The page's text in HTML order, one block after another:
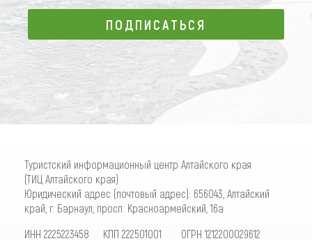
ПОДПИСАТЬСЯ
ПОДПИСАТЬСЯ
Туристский информационный центр Алтайского края
(ТИЦ Алтайского края)
Юридический адрес (почтовый адрес): 656043, Алтайский
край, г. Барнаул, просп. Красноармейский, 16а
ИНН 2225223458 КПП 222501001 ОГРН 1212200029612